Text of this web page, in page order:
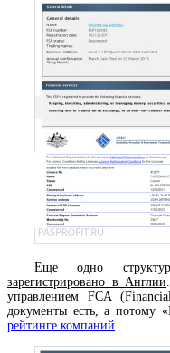
Еще одно
зарегистрировано в Англии
управлением FCA
документы есть, а потому
рейтинге компаний.